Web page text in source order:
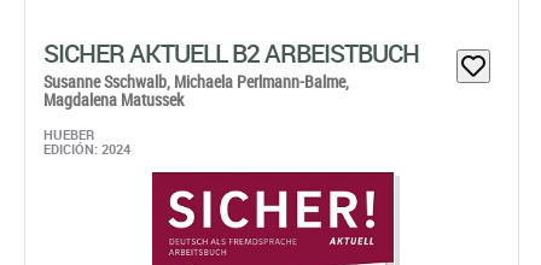
SICHER AKTUELL B2 ARBEISTBUCH
Susanne Sschwalb, Michaela Perlmann-Balme,
Magdalena Matussek
HUEBER
EDICIÓN: 2024